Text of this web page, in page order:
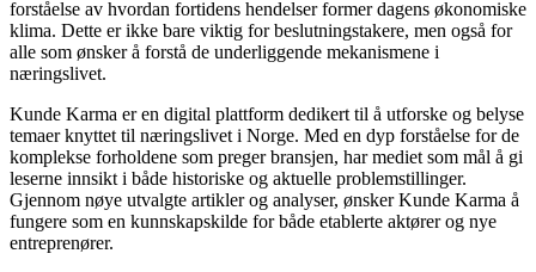
forståelse av hvordan fortidens hendelser former dagens økonomiske
klima. Dette er ikke bare viktig for beslutningstakere, men også for
alle som ønsker å forstå de underliggende mekanismene i
næringslivet.
Kunde Karma er en digital plattform dedikert til å utforske og belyse
temaer knyttet til næringslivet i Norge. Med en dyp forståelse for de
komplekse forholdene som preger bransjen, har mediet som mål å gi
leserne innsikt i både historiske og aktuelle problemstillinger.
Gjennom nøye utvalgte artikler og analyser, ønsker Kunde Karma å
fungere som en kunnskapskilde for både etablerte aktører og nye
entreprenører.